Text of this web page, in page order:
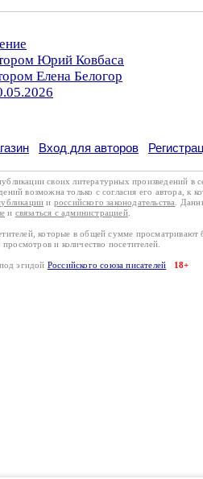
Юрий Ковбаса
Елена Белогор
Вход для авторов
своих литературных произведений в
возможна только с согласия его автора, к
и российского законодательства .
и связаться с администрацией.
которые в общей сумме
и количество посетителей.
эгидой Российского союза писателей 18+